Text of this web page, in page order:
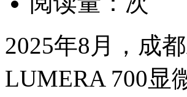
2025年8月，成
LUMERA 700显